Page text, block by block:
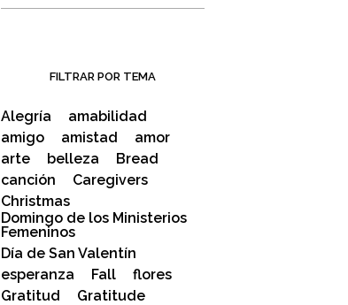
FILTRAR POR TEMA
Alegría
amabilidad
amigo
amistad
amor
arte
belleza
Bread
canción
Caregivers
Christmas
Domingo de los Ministerios
Femeninos
Día de San Valentín
esperanza
Fall
flores
Gratitud
Gratitude